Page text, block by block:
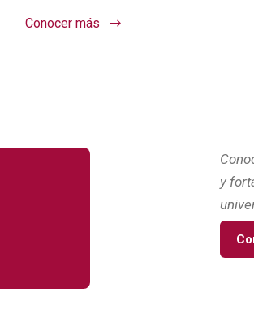
Conocer más
y